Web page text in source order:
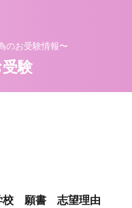
のお受験情報〜
験
校 願書 志望理由